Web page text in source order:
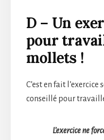
D – Un
pour
mollets !
C’est en fait
conseillé pour
L’exercice ne